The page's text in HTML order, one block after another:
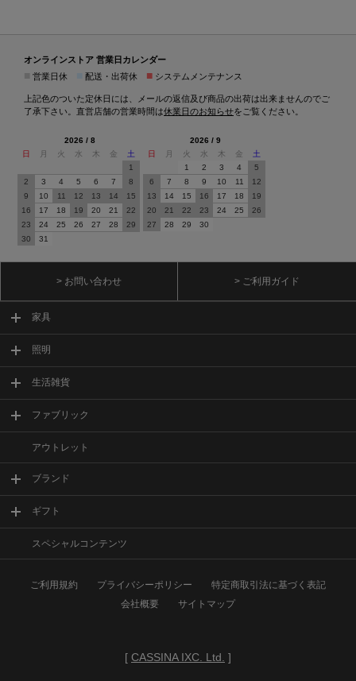
オンラインストア 営業日カレンダー
営業日休 配送・出荷休 ■ システムメンテナンス
上記色のついた定休日には、メールの返信及び商品の出荷は出来ませんのでご
了承下さい。直営店舗の営業時間は休業日のお知らせをご覧ください。
2026 / 8
日
月 火 水 木 金
土
1
2
3 4 5 6 7
8
9
10 11 12 13 14
15
16
17 18 19 20 21
22
23
24 25 26 27 28
29
30
31
2026 / 9
日
月 火 水 木 金
土
1
2 3 4
5
6
7 8 9 10 11
12
13
14 15 16 17 18
19
20
21 22 23 24 25
26
27
28 29 30
> お問い合わせ > ご利用ガイド
家具
照明
生活雑貨
ファブリック
アウトレット
ブランド
ギフト
スペシャルコンテンツ
ご利用規約 プライバシーポリシー
特定商取引法に基づく表記
会社概要
サイトマップ
[ CASSINA IXC. Ltd. ]